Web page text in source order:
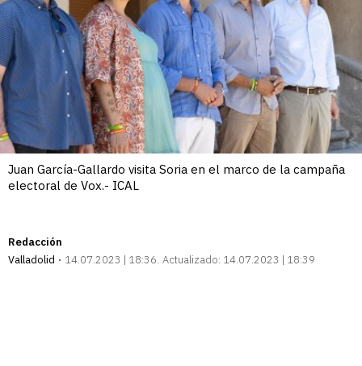
Juan García-Gallardo visita Soria en el marco de la campaña
electoral de Vox.- ICAL
Redacción
Valladolid
14.07.2023 | 18:36 Actualizado: 14.07.2023 | 18:39